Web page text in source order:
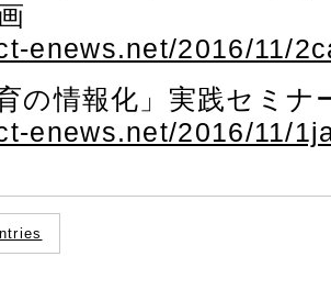
enews.net/2016/11/
の情報化」実践セミ
enews.net/2016/11/